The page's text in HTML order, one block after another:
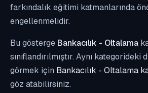
farkındalık eğitimi katmanlarında
engellenmelidir.
Bu gösterge Bankacılık - Oltalama
sınıflandırılmıştır. Aynı kategorideki
görmek için Bankacılık - Oltalama
göz atabilirsiniz.